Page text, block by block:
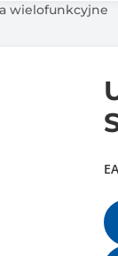
wielofunkcyjne